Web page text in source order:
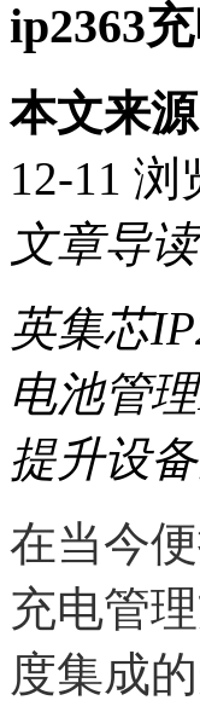
ip2363
本文来
12-11 浏
文章导读
英集芯
电池管
提升设
在当今
充电管
度集成